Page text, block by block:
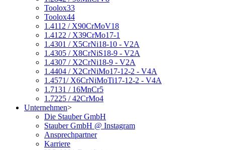
Toolox33
Toolox44
1.4112 / X90CrMoV18
1.4122 / X39CrMo17-1
1.4301 / X5CrNi18-10 - V2A
1.4305 / X8CrNiS18-9 - V2A
1.4307 / X2CrNi18-9 - V2A
1.4404 / X2CrNiMo17-12-2 - V4A
1.4571/ X6CrNiMoTi17-12-2 - V4A
1.7131 / 16MnCr5
1.7225 / 42CrMo4
Unternehmen>
Die Stauber GmbH
Stauber GmbH @ Instagram
Ansprechpartner
Karriere